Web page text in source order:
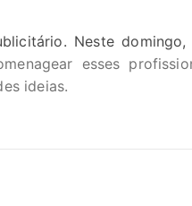
Neste domingo,
esses
ideias.